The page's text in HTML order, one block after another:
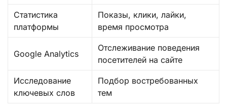
Статистика
платформы
Показы, клики, лайки,
время просмотра
Google Analytics
Отслеживание поведения
посетителей на сайте
Исследование
ключевых слов
Подбор востребованных
тем